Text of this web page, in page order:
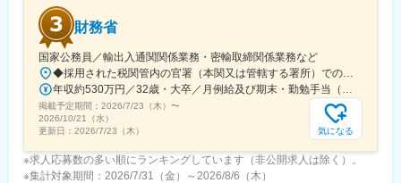
財務省
国家公務員／輸出入通関関係業務・密輸取締関係業務など
◆採用された税関管内の官署（本関又は管轄する署所）での勤務となります。採用後は、他の官署に転勤（含、住居を異にする転勤）することもあります。【参考】税関の管轄区域https://www.customs.go.jp/zeikan/zeikan-kankatsu.pdf【各税関の本関（本部）の所在地】・函館税関本関（北海道函館市海岸町24-4）・東京税関本関（東京都江東区青海2-7-11）・横浜税関本関（神奈川県横浜市中区海岸通1-1）・名古屋税関本関（愛知県名古屋市港区入船2-3-12）・大阪税関本関（大阪府大阪市港区築港4-10-3）・神戸税関本関（兵庫県神戸市中央区新港町12-1）・門司税関本関（福岡県北九州市門司区西海岸町1-3-10）・長崎税関本関（長崎県長崎市出島町1-36）・沖縄地区税関本関（沖縄県那覇市おもろまち2-1-1 6F）
年収約530万円／32歳・大卒／月例給及び期末・勤勉手当（東京都特別区勤務） ※上記モデル例は、参考であり、個人の経歴や業務内容等を踏まえての算定
掲載予定期間： 2026/7/23（木） 〜
2026/10/21（水）
更新日： 2026/7/23（木） 気になる
※求人応募数の多い順にランキングしています（非公開求人は除く）。
※集計対象期間：2026/7/31（金）～2026/8/6（木）